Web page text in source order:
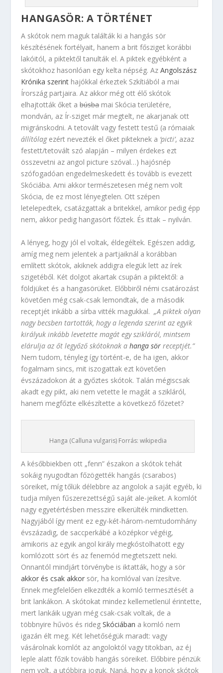
HANGASÖR: A TÖRTÉNET
A skótok nem maguk találták ki a hangás sör
készítésének fortélyait, hanem a brit fősziget korábbi
lakóitól, a piktektől tanulták el. A piktek egyébként a
skótokhoz hasonlóan egy kelta népség. AzAngolszász
Krónika szerint hajókkal érkeztek Szkítiából a mai
Írország partjaira. Az akkor még ott élő skótok
elhajtották őket abúsbamai Skócia területére,
mondván, az Ír-sziget már megtelt, ne akarjanak ott
migránskodni. A tetovált vagy festett testű (a rómaiak
állítólagezért nevezték el őket pikteknek a ‘picti’, azaz
festett/tetovált szó alapján – milyen érdekes ezt
összevetni az angol picture szóval…) hajósnép
szófogadóan engedelmeskedett és tovább is evezett
Skóciába. Ami akkor természetesen még nem volt
Skócia, de ez most lényegtelen. Ott szépen
letelepedtek, csatázgattak a britekkel, amikor pedig épp
nem, akkor pedig hangasört főztek. És ittak – nyilván.
A lényeg, hogy jól el voltak, éldegéltek. Egészen addig,
amíg meg nem jelentek a partjaiknál a korábban
említett skótok, akiknek addigra elegük lett az írek
szigetéből. Két dolgot akartak csupán a piktektől: a
földjüket és a hangasörüket. Előbbiről némi csatározást
követően még csak-csak lemondtak, de a második
receptjét inkább a sírba vitték magukkal.„A piktek olyan
nagy becsben tartották, hogy a legenda szerint az egyik
királyuk inkább levetette magát egy szikláról, mintsem
elárulja az őt legyőző skótoknak ahanga sörreceptjét.”
Nem tudom, tényleg így történt-e, de ha igen, akkor
fogalmam sincs, mit iszogattak ezt követően
évszázadokon át a győztes skótok. Talán mégiscsak
akadt egy pikt, aki nem vetette le magát a szikláról,
hanem megfőzte elkészítette a következő főzetet?
Hanga (Calluna vulgaris) Forrás: wikipedia
A későbbiekben ott „fenn” északon a skótok tehát
sokáig nyugodtan főzögették hangás (csarabos)
söreiket, míg tőlük délebbre az angolok a saját egyéb, ki
tudja milyen fűszerezettségű saját ale-jeiket. A komlót
nagy egyetértésben messzire elkerülték mindketten.
Nagyjából így ment ez egy-két-három-nemtudomhány
évszázadig, de saccperkábé a középkor végéig,
amikoris az egyik angol király megkóstolhatott egy
komlózott sört és az fenemód megtetszett neki.
Onnantól mindjárt törvénybe is iktatták, hogy a sör
akkor és csak akkor sör, ha komlóval van ízesítve.
Ennek megfelelően elkezdték a komló termesztését a
brit lankákon. A skótokat mindez kellemetlenül érintette,
mert lankáik ugyan még csak-csak voltak, de a
többnyire hűvös és ridegSkóciában a komló nem
igazán élt meg. Két lehetőségük maradt: vagy
vásárolnak komlót az angoloktól vagy titokban, az éj
leple alatt főzik tovább hangás söreiket. Előbbire pénzük
nem volt, a utóbbira joguk. Naná, hogy a konok skótok